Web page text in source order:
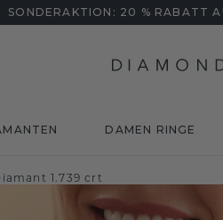
SONDERAKTION: 20 % RABATT
DAMEN RINGE
1.739 crt